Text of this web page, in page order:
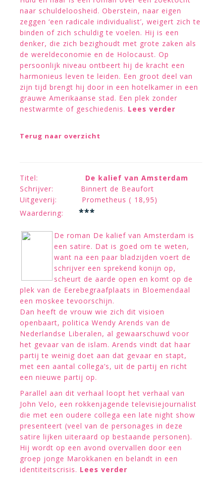
naar schuldeloosheid. Oberstein, naar eigen
zeggen ‘een radicale individualist’, weigert zich te
binden of zich schuldig te voelen. Hij is een
denker, die zich bezighoudt met grote zaken als
de wereldeconomie en de Holocaust. Op
persoonlijk niveau ontbeert hij de kracht een
harmonieus leven te leiden. Een groot deel van
zijn tijd brengt hij door in een hotelkamer in een
grauwe Amerikaanse stad. Een plek zonder
nestwarmte of geschiedenis. Lees verder
Terug naar overzicht
Titel: De kalief van Amsterdam
Schrijver: Binnert de Beaufort
Uitgeverij: Prometheus ( 18,95)
Waardering:
***
De roman De kalief van Amsterdam is
een satire. Dat is goed om te weten,
want na een paar bladzijden voert de
schrijver een sprekend konijn op,
scheurt de aarde open en komt op de
plek van de Eerebegraafplaats in Bloemendaal
een moskee tevoorschijn.
Dan heeft de vrouw wie zich dit visioen
openbaart, politica Wendy Arends van de
Nederlandse Liberalen, al gewaarschuwd voor
het gevaar van de islam. Arends vindt dat haar
partij te weinig doet aan dat gevaar en stapt,
met een aantal collega’s, uit de partij en richt
een nieuwe partij op.
Parallel aan dit verhaal loopt het verhaal van
John Velo, een rokkenjagende televisiejournalist
die met een oudere collega een late night show
presenteert (veel van de personages in deze
satire lijken uiteraard op bestaande personen).
Hij wordt op een avond overvallen door een
groep jonge Marokkanen en belandt in een
identiteitscrisis. Lees verder